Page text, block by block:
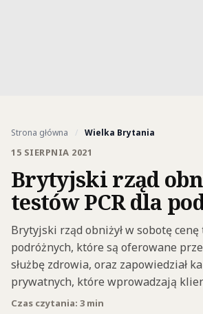
Strona główna / Wielka Brytania
15 SIERPNIA 2021
Brytyjski rząd
testów PCR dla
Brytyjski rząd obniżył w sobotę cenę
podróżnych, które są oferowane
służbę zdrowia, oraz zapowiedział
prywatnych, które wprowadzają
Czas czytania: 3 min